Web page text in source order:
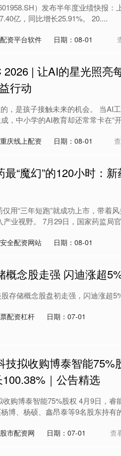
）发布半年度业绩快报：
亿，同比增长25.91%。 20....
资平台软件 日期：08-01
2026 | 让AI的星光照亮
行动
，是孩子接触未来的机会。 当AI
，中小学的AI教育却还常常卡在“
庆线上配资 日期：08-01
“魔幻”的120小时：
用“三年短跑”就成功上市，带着
产业视野。 7月29日，国家药监局
全配资网站 日期：08-01
概念股走强 闪迪涨超
存储概念股盘初走强，闪迪涨超
配资杠杆 日期：07-01
技拟收购博泰智能75%
｜公告精选
购博泰智能75%股权 4月9日，
博、杨硕、鑫昂泰等9名股东持有
市配资网 日期：07-01 查